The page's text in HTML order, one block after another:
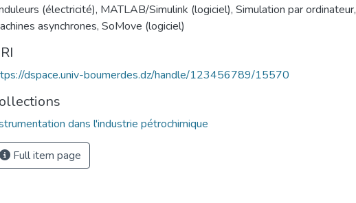
(électricité), MATLAB/Simulink (logiciel), Simulation par ordinateur,
asynchrones, SoMove (logiciel)
dspace.univ-boumerdes.dz/handle/123456789/15570
dans l'industrie pétrochimique
Full item page